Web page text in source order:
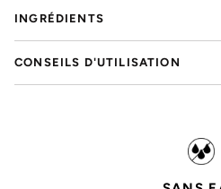
INGRÉDIENTS
CONSEILS D'UTILISATION